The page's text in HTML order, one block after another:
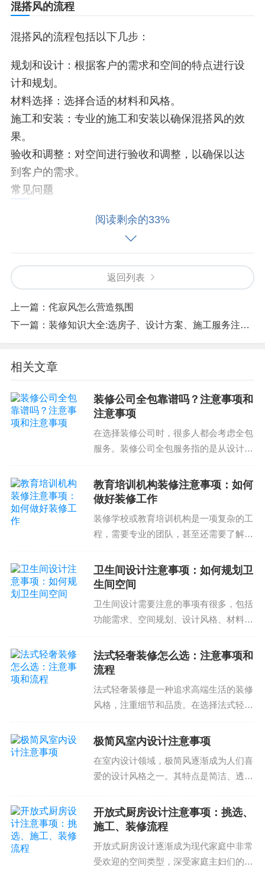
混搭风的流程
混搭风的流程包括以下几步：
规划和设计：根据客户的需求和空间的特点进行设
计和规划。
材料选择：选择合适的材料和风格。
施工和安装：专业的施工和安装以确保混搭风的效
果。
验收和调整：对空间进行验收和调整，以确保以达
到客户的需求。
常见问题
Q：混搭风会不会显得杂乱无章？
A：混搭风需要合理的搭配，才能避免杂乱无章的感
Q：如何选择混搭风的材料？
等。
Q：混搭风的预算会不会高？
A：混搭风的预算会根据客户的需求和空间的特点而
定，需要专业的设计和施工来确保效果并控制预
如果您有任何疑问或者需要了解更多关于混搭风的
信息，请咨询我们的设计师和工程师，我们将为您
提供专业的服务和解决方案。
阅读剩余的33%
返回列表
上一篇： 侘寂风怎么营造氛围
下一篇： 装修知识大全:选房子、设计方案、施工服务注意事项
相关文章
装修公司全包靠谱吗？注意事项和
注意事项
在选择装修公司时，很多人都会考虑全包
服务。装修公司全包服务指的是从设计到
那么，装修公司全包靠谱吗？本文将为您
详细介绍装修公司全包服务的注意事项和
教育培训机构装修注意事项：如何
做好装修工作
装修学校或教育培训机构是一项复杂的工
程，需要专业的团队，甚至还需要了解相
项众多，需要了解有一定的常识和经验。
那么，教育培训机构装修注意事项到底有
卫生间设计注意事项：如何规划卫
生间空间
卫生间设计需要注意的事项有很多，包括
功能需求、空间规划、设计风格、材料选
质和整体生活质量，而不良的设计则可能
带来很多不便和不舒适。因此，卫生间的
法式轻奢装修怎么选：注意事项和
流程
法式轻奢装修是一种追求高端生活的装修
风格，注重细节和品质。在选择法式轻奢
合的装修公司选择适合的装修公司是法式
格、施工质量和售后服务...
极简风室内设计注意事项
在室内设计领域，极简风逐渐成为人们喜
爱的设计风格之一。其特点是简洁、透
尽量减少装饰和装饰元素。然而，在选择
极简风室内设计时，需要注意一些问题。
开放式厨房设计注意事项：挑选、
施工、装修流程
开放式厨房设计逐渐成为现代家庭中非常
受欢迎的空间类型，深受家庭主妇们的喜